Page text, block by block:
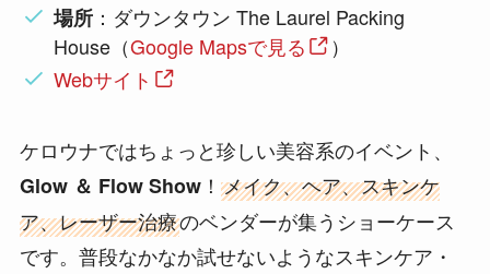
場所 ：ダウンタウン The Laurel Packing
House（Google Mapsで見る
）
Webサイト
ケロウナではちょっと珍しい美容系のイベント、
Glow ＆ Flow Show！ メイク、ヘア、スキンケ
ア、レーザー治療のベンダーが集うショーケース
です。普段なかなか試せないようなスキンケア・